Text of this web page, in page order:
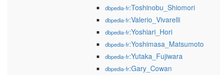
dbpedia-fr:Toshinobu_Shiomori
dbpedia-fr:Valerio_Vivarelli
dbpedia-fr:Yoshiari_Hori
dbpedia-fr:Yoshimasa_Matsumoto
dbpedia-fr:Yutaka_Fujiwara
dbpedia-fr:Gary_Cowan